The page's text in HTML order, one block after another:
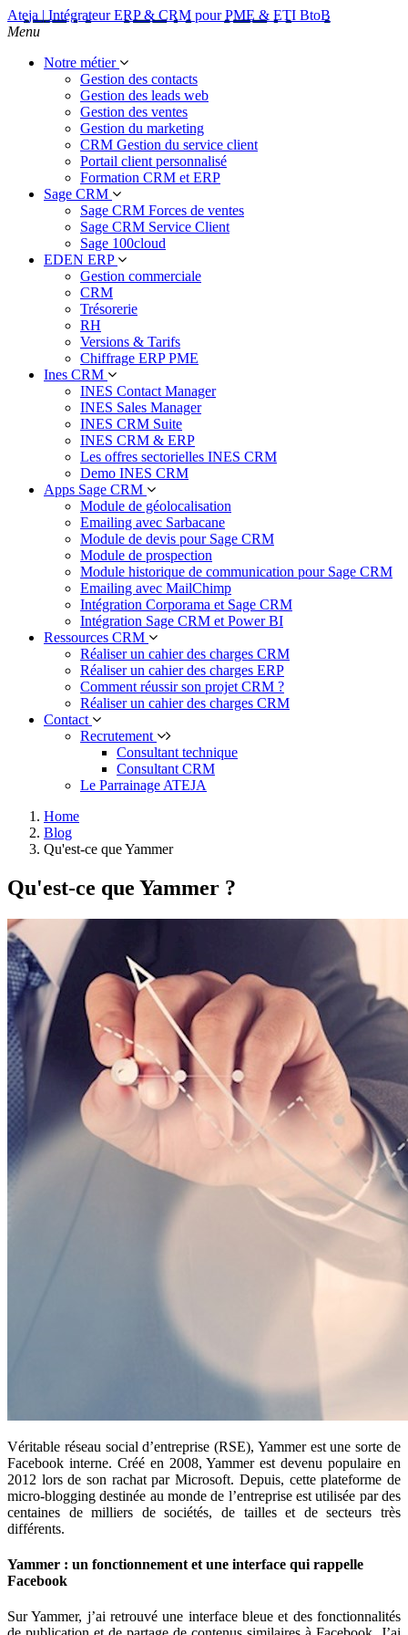
Ateja | Intégrateur ERP & CRM pour PME & ETI BtoB
Menu
Notre métier
Gestion des contacts
Gestion des leads web
Gestion des ventes
Gestion du marketing
CRM Gestion du service client
Portail client personnalisé
Formation CRM et ERP
Sage CRM
Sage CRM Forces de ventes
Sage CRM Service Client
Sage 100cloud
EDEN ERP
Gestion commerciale
CRM
Trésorerie
RH
Versions & Tarifs
Chiffrage ERP PME
Ines CRM
INES Contact Manager
INES Sales Manager
INES CRM Suite
INES CRM & ERP
Les offres sectorielles INES CRM
Demo INES CRM
Apps Sage CRM
Module de géolocalisation
Emailing avec Sarbacane
Module de devis pour Sage CRM
Module de prospection
Module historique de communication pour Sage CRM
Emailing avec MailChimp
Intégration Corporama et Sage CRM
Intégration Sage CRM et Power BI
Ressources CRM
Réaliser un cahier des charges CRM
Réaliser un cahier des charges ERP
Comment réussir son projet CRM ?
Réaliser un cahier des charges CRM
Contact
Recrutement
Consultant technique
Consultant CRM
Le Parrainage ATEJA
Home
Blog
Qu'est-ce que Yammer
Qu'est-ce que Yammer ?
Véritable réseau social d’entreprise (RSE), Yammer est une sorte de
Facebook interne. Créé en 2008, Yammer est devenu populaire en
2012 lors de son rachat par Microsoft. Depuis, cette plateforme de
micro-blogging destinée au monde de l’entreprise est utilisée par des
centaines de milliers de sociétés, de tailles et de secteurs très
différents.
Yammer : un fonctionnement et une interface qui rappelle
Facebook
Sur Yammer, j’ai retrouvé une interface bleue et des fonctionnalités